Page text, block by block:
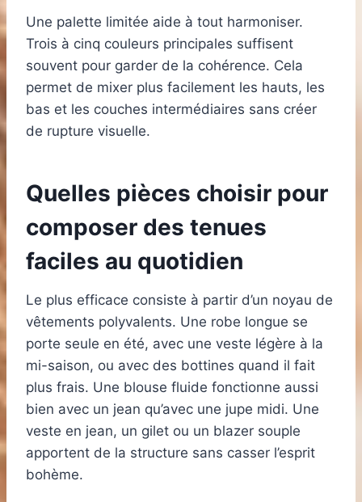
Une palette limitée aide à tout harmoniser.
Trois à cinq couleurs principales suffisent
souvent pour garder de la cohérence. Cela
permet de mixer plus facilement les hauts, les
bas et les couches intermédiaires sans créer
de rupture visuelle.
Quelles pièces choisir pour
composer des tenues
faciles au quotidien
Le plus efficace consiste à partir d’un noyau de
vêtements polyvalents. Une robe longue se
porte seule en été, avec une veste légère à la
mi-saison, ou avec des bottines quand il fait
plus frais. Une blouse fluide fonctionne aussi
bien avec un jean qu’avec une jupe midi. Une
veste en jean, un gilet ou un blazer souple
apportent de la structure sans casser l’esprit
bohème.